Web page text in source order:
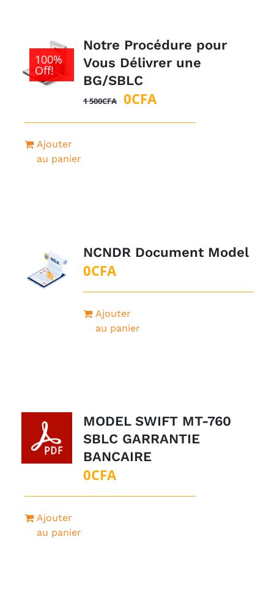
100%
Off!
Notre Procédure pour
Vous Délivrer une
BG/SBLC
1 500CFA
Le
0CFALe
Ajouter
au panier
NCNDR Document Model
0CFA
Ajouter
au panier
MODEL SWIFT MT-760
SBLC GARRANTIE
BANCAIRE
0CFA
Ajouter
au panier